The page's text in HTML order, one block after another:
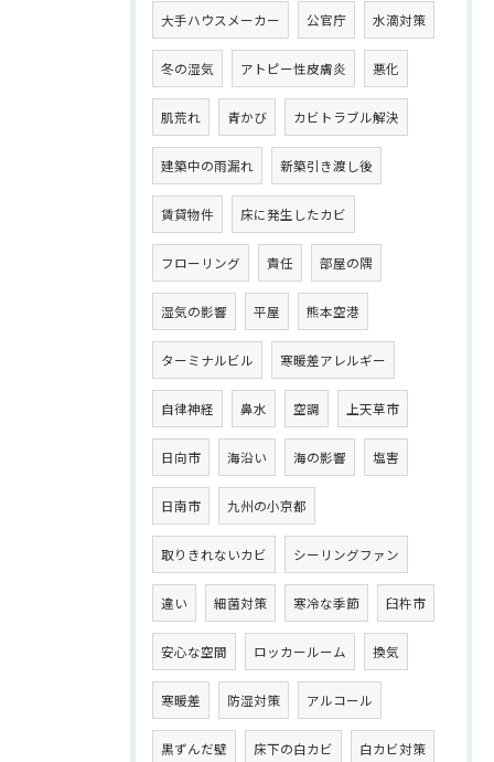
大手ハウスメーカー 公官庁 水滴対策
冬の湿気 アトピー性皮膚炎 悪化
肌荒れ 青かび カビトラブル解決
建築中の雨漏れ 新築引き渡し後
賃貸物件 床に発生したカビ
フローリング 責任 部屋の隅
湿気の影響 平屋 熊本空港
ターミナルビル 寒暖差アレルギー
自律神経 鼻水 空調 上天草市
日向市 海沿い 海の影響 塩害
日南市 九州の小京都
取りきれないカビ シーリングファン
違い 細菌対策 寒冷な季節 臼杵市
安心な空間 ロッカールーム 換気
寒暖差 防湿対策 アルコール
黒ずんだ壁 床下の白カビ 白カビ対策